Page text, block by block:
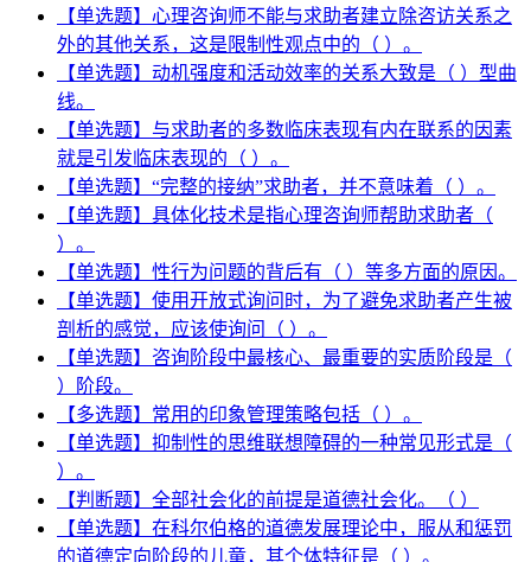
【单选题】心理咨询师不能与求助者建立除咨访关系之
外的其他关系，这是限制性观点中的（ ）。
【单选题】动机强度和活动效率的关系大致是（ ）型曲
线。
【单选题】与求助者的多数临床表现有内在联系的因素
就是引发临床表现的（ ）。
【单选题】“完整的接纳”求助者，并不意味着（ ）。
【单选题】具体化技术是指心理咨询师帮助求助者（
）。
【单选题】性行为问题的背后有（ ）等多方面的原因。
【单选题】使用开放式询问时，为了避免求助者产生被
剖析的感觉，应该使询问（ ）。
【单选题】咨询阶段中最核心、最重要的实质阶段是（
）阶段。
【多选题】常用的印象管理策略包括（ ）。
【单选题】抑制性的思维联想障碍的一种常见形式是（
）。
【判断题】全部社会化的前提是道德社会化。（ ）
【单选题】在科尔伯格的道德发展理论中，服从和惩罚
的道德定向阶段的儿童，其个体特征是（ ）。